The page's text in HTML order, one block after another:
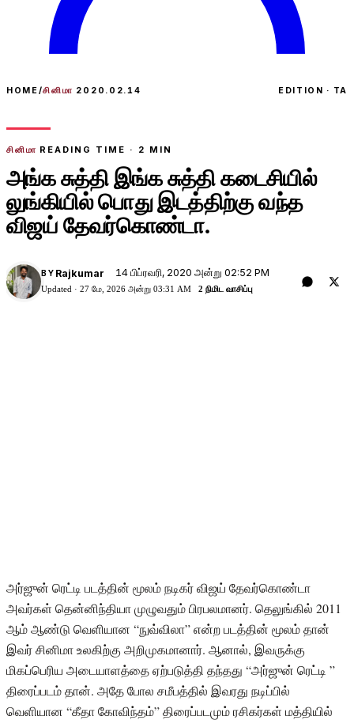
HOME/சினிமா 2020.02.14 EDITION · TA
சினிமா READING TIME · 2 MIN
அங்க சுத்தி இங்க சுத்தி கடைசியில்
லுங்கியில் பொது இடத்திற்கு வந்த
விஜய் தேவர்கொண்டா.
BY Rajkumar 14 பிப்ரவரி, 2020 அன்று 02:52 PM
Updated · 27 மே, 2026 அன்று 03:31 AM 2 நிமிட வாசிப்பு
அர்ஜுன் ரெட்டி படத்தின் மூலம் நடிகர் விஜய் தேவர்கொண்டா
அவர்கள் தென்னிந்தியா முழுவதும் பிரபலமானர். தெலுங்கில் 2011
ஆம் ஆண்டு வெளியான “நுவ்விலா” என்ற படத்தின் மூலம் தான்
இவர் சினிமா உலகிற்கு அறிமுகமானார். ஆனால், இவருக்கு
மிகப்பெரிய அடையாளத்தை ஏற்படுத்தி தந்தது “அர்ஜுன் ரெட்டி ”
திரைப்படம் தான். அதே போல சமீபத்தில் இவரது நடிப்பில்
வெளியான “கீதா கோவிந்தம்” திரைப்படமும் ரசிகர்கள் மத்தியில்